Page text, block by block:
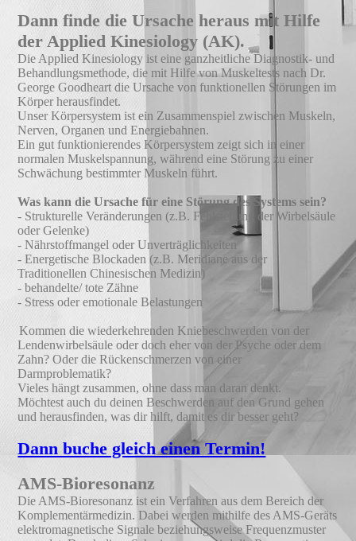
Dann finde die Ursache heraus mit Hilfe
der Applied Kinesiology (AK).
Die Applied Kinesiology ist eine ganzheitliche Diagnostik- und
Behandlungsmethode, die mit Hilfe von Muskeltests nach Dr.
George Goodheart die Ursache von funktionellen Störungen im
Körper herausfindet.
Unser Körpersystem ist ein Zusammenspiel zwischen Muskeln,
Nerven, Organen und Energiebahnen.
Ein gut funktionierendes Körpersystem zeigt sich in einer
normalen Muskelspannung, während eine Störung zu einer
Schwächung bestimmter Muskeln führt.
Was kann die Ursache für eine Störung des Systems sein?
- Strukturelle Veränderungen (z.B. Fehlstellung der Wirbelsäule
oder Gelenke)
- Nährstoffmangel oder Unverträglichkeiten
- Energetische Blockaden (z.B. Meridiane aus der
Traditionellen Chinesischen Medizin)
- behandelte/ tote Zähne
- Stress oder emotionale Belastungen
Kommen die wiederkehrenden Kniebeschwerden von der
Lendenwirbelsäule oder doch eher von der Psyche oder dem
Zahn? Oder die Rückenschmerzen von einer
Darmproblematik?
Vieles hängt zusammen, ohne dass man daran denkt.
Möchtest auch du deinen Beschwerden auf den Grund gehen
und herausfinden, was dir hilft, damit es dir besser geht?
Dann buche gleich einen Termin!
AMS-Bioresonanz
Die AMS-Bioresonanz ist ein Verfahren aus dem Bereich der
Komplementärmedizin. Dabei werden mithilfe des AMS-Geräts
elektromagnetische Signale beziehungsweise Frequenzmuster